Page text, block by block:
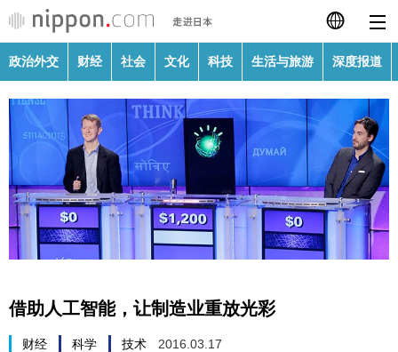
日本語
English
繁體字
Français
Español
政治外交
财经
文化
政治外交 财经 社会 文化 科技 生活与旅游 深度报道
借助人工智能，让制造业重放光彩
财经 科学 技术 2016.03.17